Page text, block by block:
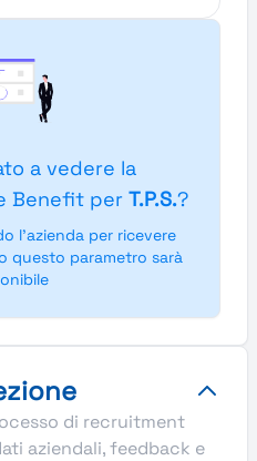
a vedere la
Benefit per T.P.S.?
l'azienda per ricevere
questo parametro sarà
di recruitment
aziendali, feedback e